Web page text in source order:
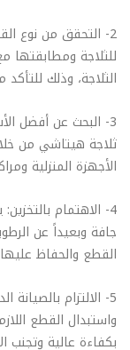
2- التحقق من نوع
للثلاجة ومطابقتها
الثلاجة، وذلك
3- البحث عن أفضل
ثلاجة هيتاشي من
الأجهزة المنزلية
4- الاهتمام
جافة وبعيداً عن
القطع والحفاظ
5- الالتزام بالصيانة
واستبدال القطع
بكفاءة عالية وتجنب